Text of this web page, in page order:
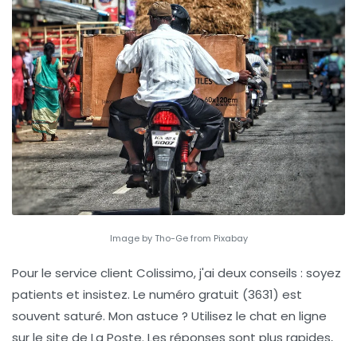
Image by Tho-Ge from Pixabay
Pour le service client Colissimo, j'ai deux conseils : soyez
patients et insistez. Le numéro gratuit (3631) est
souvent saturé. Mon astuce ? Utilisez le chat en ligne
sur le site de La Poste. Les réponses sont plus rapides,